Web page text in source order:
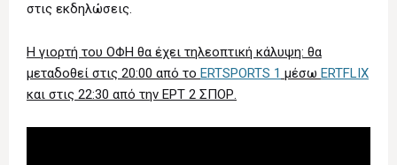
στις εκδηλώσεις.
Η γιορτή του ΟΦΗ θα έχει τηλεοπτική κάλυψη: θα
μεταδοθεί στις 20:00 από το ERTSPORTS 1 μέσω ERTFLIX
και στις 22:30 από την ΕΡΤ 2 ΣΠΟΡ.